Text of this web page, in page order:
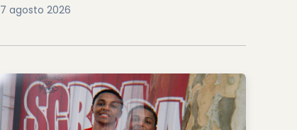
7 agosto 2026